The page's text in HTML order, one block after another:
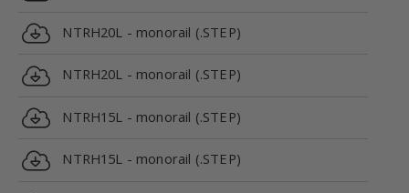
NTRH20L - monorail (.STEP)
NTRH20L - monorail (.STEP)
NTRH15L - monorail (.STEP)
NTRH15L - monorail (.STEP)